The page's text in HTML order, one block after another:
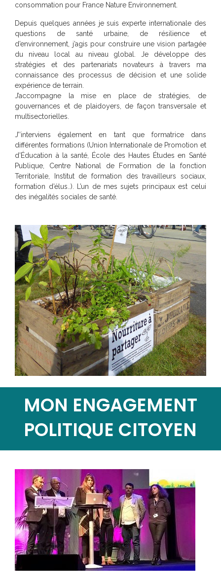
consommation pour France Nature Environnement.
Depuis quelques années je suis experte internationale des
questions de santé urbaine, de résilience et
d’environnement, j’agis pour construire une vision partagée
du niveau local au niveau global. Je développe des
stratégies et des partenariats novateurs à travers ma
connaissance des processus de décision et une solide
expérience de terrain.
J’accompagne la mise en place de stratégies, de
gouvernances et de plaidoyers, de façon transversale et
multisectorielles.
J’’interviens également en tant que formatrice dans
différentes formations (Union Internationale de Promotion et
d’Éducation à la santé, École des Hautes Études en Santé
Publique, Centre National de Formation de la fonction
Territoriale, Institut de formation des travailleurs sociaux,
formation d’élus..). L’un de mes sujets principaux est celui
des inégalités sociales de santé.
MON ENGAGEMENT
POLITIQUE CITOYEN